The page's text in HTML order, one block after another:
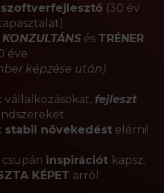
szoftverfejlesztő (30 év
KONZULTÁNS és TRÉNER
éve
képzése után)
vállalkozásokat, fejleszt
stabil növekedéstelérni!
inspirációt kapsz.
KÉPET arról: